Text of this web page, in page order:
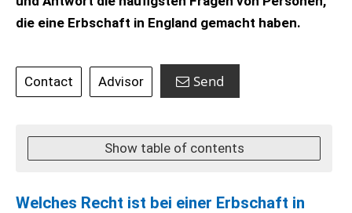
die eine Erbschaft in England gemacht haben.
Contact Advisor Send
Show table of contents
Welches Recht ist bei einer Erbschaft in